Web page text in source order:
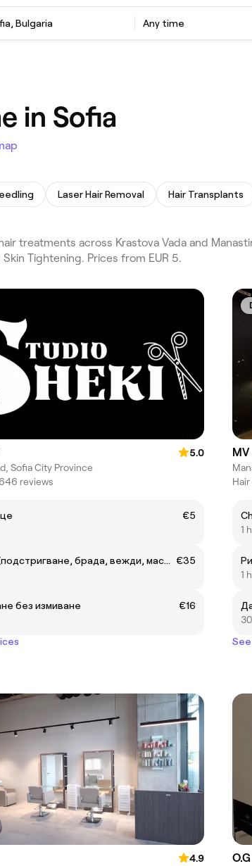
Bulgaria Any time
in Sofia
Laser Hair Removal Hair Transplants
treatments across Krastova Vada and
Tightening. Prices from EUR 5.
5.0
Sofia City Province
reviews
€5
VIP Клиент (подстригване, брада, вежди, маска за лице, кол маска)
€35
без измиване
€16
Hair
1
1
4.9